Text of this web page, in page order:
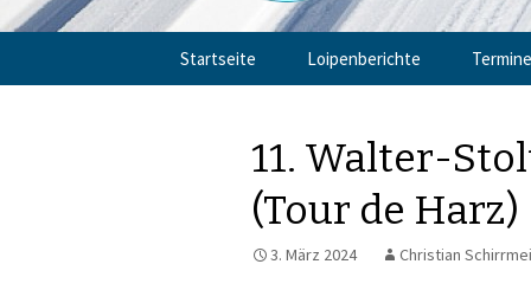
Startseite Loipenberichte Termine
11. Walter-
(Tour de Harz)
3. März 2024 Christian